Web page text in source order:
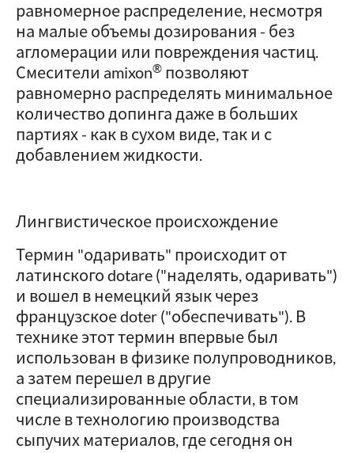
равномерное распределение, несмотря
на малые объемы дозирования - без
агломерации или повреждения частиц.
Смесители amixon® позволяют
равномерно распределять минимальное
количество допинга даже в больших
партиях - как в сухом виде, так и с
добавлением жидкости.
Лингвистическое происхождение
Термин "одаривать" происходит от
латинского dotare ("наделять, одаривать")
и вошел в немецкий язык через
французское doter ("обеспечивать"). В
технике этот термин впервые был
использован в физике полупроводников,
а затем перешел в другие
специализированные области, в том
числе в технологию производства
сыпучих материалов, где сегодня он